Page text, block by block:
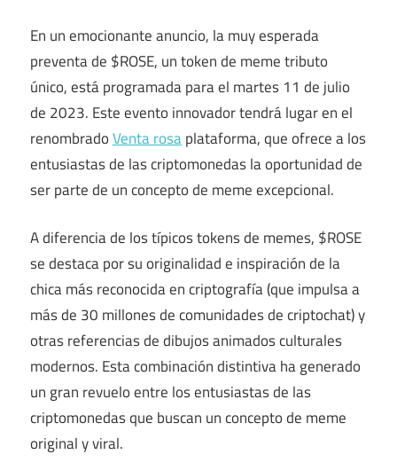
En un emocionante anuncio, la muy esperada
preventa de $ROSE, un token de meme tributo
único, está programada para el martes 11 de julio
de 2023. Este evento innovador tendrá lugar en el
renombradoVenta rosaplataforma, que ofrece a los
entusiastas de las criptomonedas la oportunidad de
ser parte de un concepto de meme excepcional.
A diferencia de los típicos tokens de memes, $ROSE
se destaca por su originalidad e inspiración de la
chica más reconocida en criptografía (que impulsa a
más de 30 millones de comunidades de criptochat) y
otras referencias de dibujos animados culturales
modernos. Esta combinación distintiva ha generado
un gran revuelo entre los entusiastas de las
criptomonedas que buscan un concepto de meme
original y viral.